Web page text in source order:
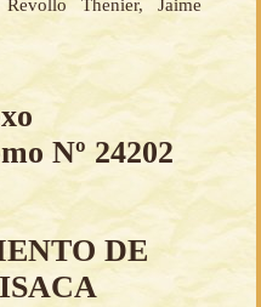
Thenier, Jaime
Nº 24202
DE